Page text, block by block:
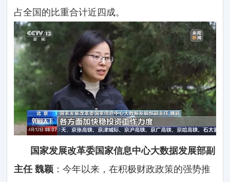
占全国的比重合计近四成。
国家发展改革委国家信息中心大数据发展部副
主任 魏颖 ：今年以来，在积极财政政策的强势推